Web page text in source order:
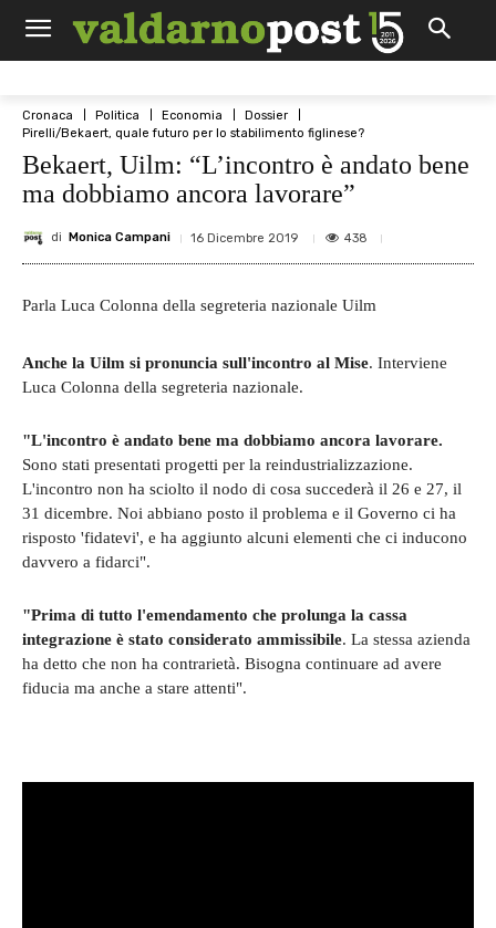
Cronaca Politica Economia
Dossier
Pirelli/Bekaert, quale futuro per lo stabilimento figlinese?
Bekaert, Uilm: “L’incontro è andato bene
ma dobbiamo ancora lavorare”
di Monica Campani 16 Dicembre 2019 438
Parla Luca Colonna della segreteria nazionale Uilm
Anche la Uilm si pronuncia sull'incontro al Mise. Interviene
Luca Colonna della segreteria nazionale.
"L'incontro è andato bene ma dobbiamo ancora lavorare.
Sono stati presentati progetti per la reindustrializzazione.
L'incontro non ha sciolto il nodo di cosa succederà il 26 e 27, il
31 dicembre. Noi abbiano posto il problema e il Governo ci ha
risposto 'fidatevi', e ha aggiunto alcuni elementi che ci inducono
davvero a fidarci".
"Prima di tutto l'emendamento che prolunga la cassa
integrazione è stato considerato ammissibile. La stessa azienda
ha detto che non ha contrarietà. Bisogna continuare ad avere
fiducia ma anche a stare attenti".